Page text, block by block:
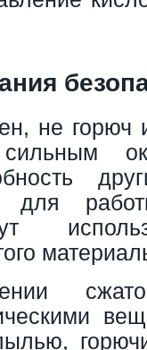
не горюч
для